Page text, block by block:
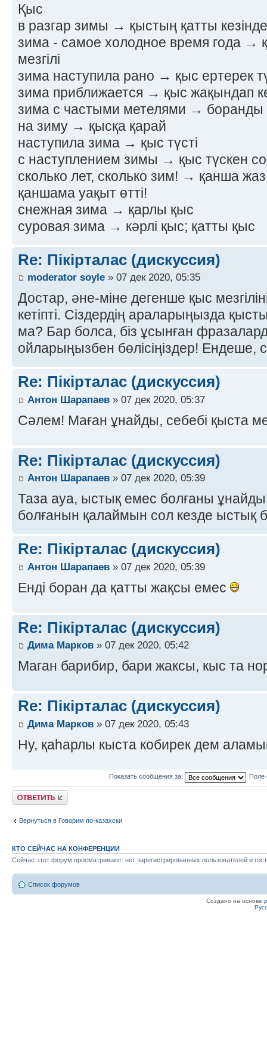
Қыс
в разгар зимы → қыстың қатты кезінде
зима - самое холодное время года →
мезгілі
зима наступила рано → қыс ертерек
зима приближается → қыс жақындап
зима с частыми метелями → боранды
на зиму → қысқа қарай
наступила зима → қыс түсті
с наступлением зимы → қыс түскен
сколько лет, сколько зим! → қанша
қаншама уақыт өтті!
снежная зима → қарлы қыс
суровая зима → кәрлі қыс; қатты қыс
Re: Пікірталас (дискуссия)
moderator soyle » 07 дек 2020, 05:35
Достар, әне-міне дегенше қыс
кетіпті. Сіздердің араларыңызда
ма? Бар болса, біз ұсынған
ойларыңызбен бөлісіңіздер! Ендеше,
Re: Пікірталас (дискуссия)
Антон Шарапаев » 07 дек 2020, 05:37
Сәлем! Маған ұнайды, себебі қыста
Re: Пікірталас (дискуссия)
Антон Шарапаев » 07 дек 2020, 05:39
Таза ауа, ыстық емес болғаны
болғанын қалаймын сол кезде ыстық
Re: Пікірталас (дискуссия)
Антон Шарапаев » 07 дек 2020, 05:39
Енді боран да қатты жақсы емес
Re: Пікірталас (дискуссия)
Дима Марков » 07 дек 2020, 05:42
Маган барибир, бари жаксы, кыс та
Re: Пікірталас (дискуссия)
Дима Марков » 07 дек 2020, 05:43
Ну, қаһарлы кыста кобирек дем
Показать сообщения за: Поле
Ответить
Вернуться в Говорим по-казахски
КТО СЕЙЧАС НА КОНФЕРЕНЦИИ
Сейчас этот форум просматривают: нет зарегистрированных пользователей и
Список форумов
Создано на основе